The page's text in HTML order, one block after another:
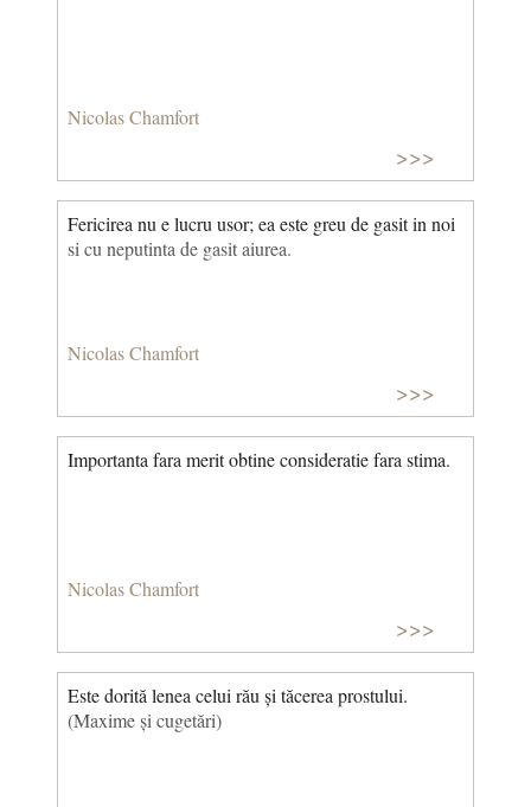
Nicolas Chamfort
>>>
Fericirea nu e lucru usor; ea este greu de gasit in noi
si cu neputinta de gasit aiurea.
Nicolas Chamfort
>>>
Importanta fara merit obtine consideratie fara stima.
Nicolas Chamfort
>>>
Este dorită lenea celui rău și tăcerea prostului.
(Maxime și cugetări)